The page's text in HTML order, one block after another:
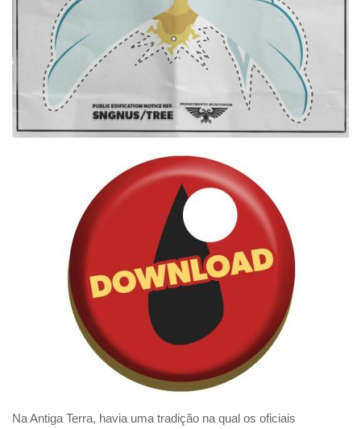
Na Antiga Terra, havia uma tradição na qual os oficiais